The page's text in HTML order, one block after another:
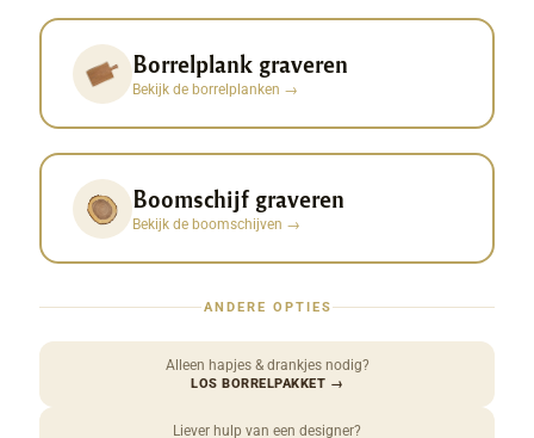
Borrelplank graveren
Bekijk de borrelplanken →
Boomschijf graveren
Bekijk de boomschijven →
ANDERE OPTIES
Alleen hapjes & drankjes nodig?
LOS BORRELPAKKET →
Liever hulp van een designer?